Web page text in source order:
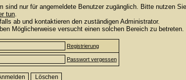
nur für angemeldete Benutzer zugänglich. Bitte nutzen
tun.
ab und kontaktieren den zuständigen Administrator.
Möglicherweise versucht einen solchen Bereich zu betreten.
Registrierung
Passwort vergessen